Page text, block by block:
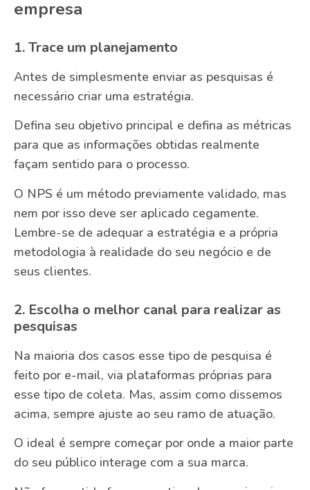
empresa
1. Trace um planejamento
Antes de simplesmente enviar as pesquisas é
necessário criar uma estratégia.
Defina seu objetivo principal e defina as métricas
para que as informações obtidas realmente
façam sentido para o processo.
O NPS é um método previamente validado, mas
nem por isso deve ser aplicado cegamente.
Lembre-se de adequar a estratégia e a própria
metodologia à realidade do seu negócio e de
seus clientes.
2. Escolha o melhor canal para realizar as
pesquisas
Na maioria dos casos esse tipo de pesquisa é
feito por e-mail, via plataformas próprias para
esse tipo de coleta. Mas, assim como dissemos
acima, sempre ajuste ao seu ramo de atuação.
O ideal é sempre começar por onde a maior parte
do seu público interage com a sua marca.